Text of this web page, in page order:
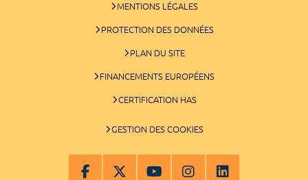
MENTIONS LÉGALES
PROTECTION DES DONNÉES
PLAN DU SITE
FINANCEMENTS EUROPÉENS
CERTIFICATION HAS
GESTION DES COOKIES